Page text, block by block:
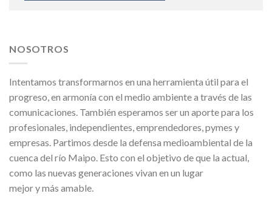
NOSOTROS
Intentamos transformarnos en una herramienta útil para el
progreso, en armonía con el medio ambiente a través de las
comunicaciones. También esperamos ser un aporte para los
profesionales, independientes, emprendedores, pymes y
empresas. Partimos desde la defensa medioambiental de la
cuenca del río Maipo. Esto con el objetivo de que la actual,
como las nuevas generaciones vivan en un lugar
mejor y más amable.